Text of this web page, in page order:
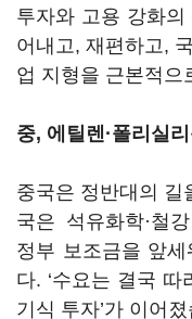
투자와 고용 강화
어내고, 재편하고,
업 지형을 근본적으
중, 에틸렌·폴리실
중국은 정반대의 길
국은 석유화학·철
정부 보조금을 앞
다. ‘수요는 결국 따
기식 투자’가 이어